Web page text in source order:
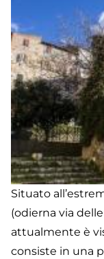
Situato
(odierna via
attualmente è
consiste in una